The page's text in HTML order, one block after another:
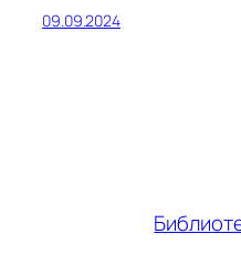
09.09.2024